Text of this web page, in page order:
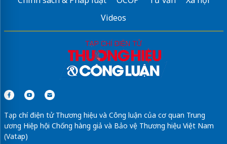
Videos
Tạp chí điện tử Thương hiệu và Công luận của cơ quan Trung
ương Hiệp hội Chống hàng giả và Bảo vệ Thương hiệu Việt Nam
(Vatap)